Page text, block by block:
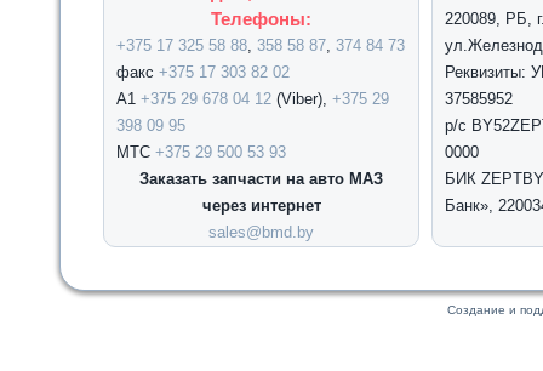
Телефоны:
+375 17 325 58 88, 358 58 87, 374 84 73
факс +375 17 303 82 02
А1 +375 29 678 04 12 (Viber), +375 29
398 09 95
МТС +375 29 500 53 93
Заказать запчасти на авто МАЗ
через интернет
sales@bmd.by
220089, РБ,
Реквизиты:
37585952
р/с
0000
БИК
Банк»,
Создание и